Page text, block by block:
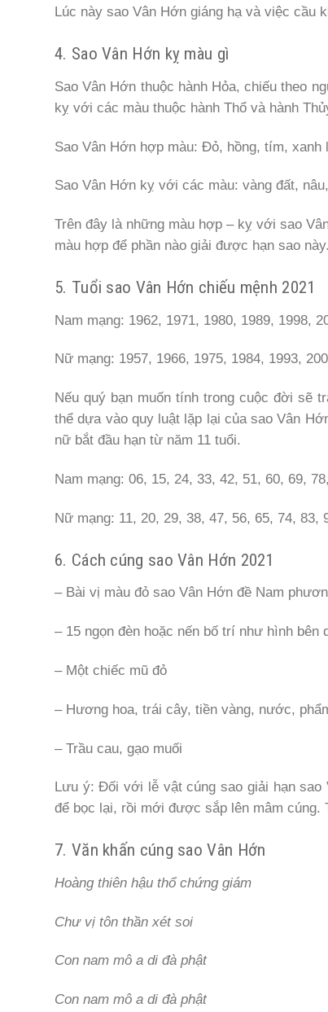
Lúc này sao Vân Hớn giáng hạ và việc cầu
4. Sao Vân Hớn kỵ màu gì
Sao Vân Hớn thuộc hành Hỏa, chiếu theo
kỵ với các màu thuộc hành Thổ và hành
Sao Vân Hớn hợp màu: Đỏ, hồng, tím, xanh
Sao Vân Hớn kỵ với các màu: vàng đất,
Trên đây là những màu hợp – kỵ với sao
màu hợp để phần nào giải được hạn sao này.
5. Tuổi sao Vân Hớn chiếu mệnh 2021
Nam mạng: 1962, 1971, 1980, 1989, 1998,
Nữ mạng: 1957, 1966, 1975, 1984, 1993,
Nếu quý bạn muốn tính trong cuộc đời sẽ
thể dựa vào quy luật lặp lại của sao Vân
nữ bắt đầu hạn từ năm 11 tuổi.
Nam mạng: 06, 15, 24, 33, 42, 51, 60, 69,
Nữ mạng: 11, 20, 29, 38, 47, 56, 65, 74, 83,
6. Cách cúng sao Vân Hớn 2021
– Bài vị màu đỏ sao Vân Hớn đề Nam
– 15 ngọn đèn hoặc nến bố trí như hình bên
– Một chiếc mũ đỏ
– Hương hoa, trái cây, tiền vàng, nước,
– Trầu cau, gạo muối
Lưu ý: Đối với lễ vật cúng sao giải hạn
để bọc lại, rồi mới được sắp lên mâm
7. Văn khấn cúng sao Vân Hớn
Hoàng thiên hậu thổ chứng giám
Chư vị tôn thần xét soi
Con nam mô a di đà phật
Con nam mô a di đà phật